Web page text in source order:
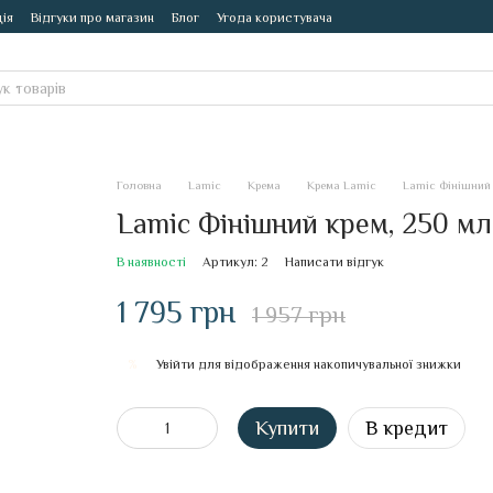
Відгуки про магазин Блог Угода користувача
Головна Lamic Крема Крема Lamic Lamic
Lamic Фінішний крем, 250 мл
В наявності Артикул: 2 Написати відгук
1 795 грн 1 957 грн
Увійти для відображення накопичувальної знижки
Купити В кредит